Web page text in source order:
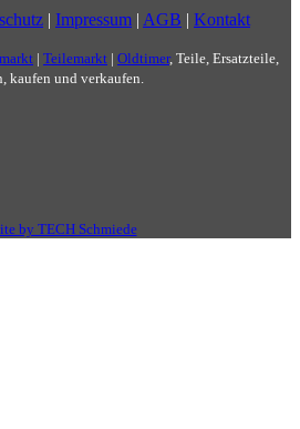
| Impressum | AGB | Kontakt
| Teilemarkt | Oldtimer, Teile, Ersatzteile,
kaufen und verkaufen.
by TECH Schmiede